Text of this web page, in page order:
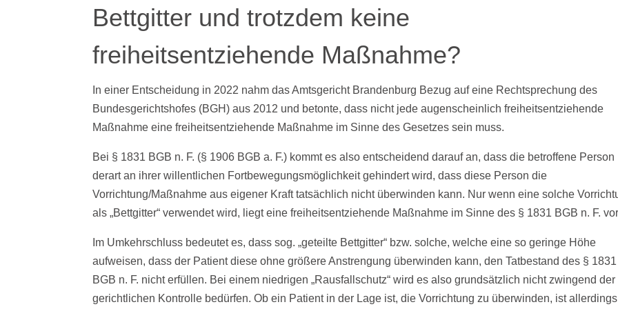
Bettgitter und trotzdem keine
freiheitsentziehende Maßnahme?
In einer Entscheidung in 2022 nahm das Amtsgericht Brandenburg Bezug auf eine Rechtsprechung des
Bundesgerichtshofes (BGH) aus 2012 und betonte, dass nicht jede augenscheinlich freiheitsentziehende
Maßnahme eine freiheitsentziehende Maßnahme im Sinne des Gesetzes sein muss.
Bei § 1831 BGB n. F. (§ 1906 BGB a. F.) kommt es also entscheidend darauf an, dass die betroffene Person
derart an ihrer willentlichen Fortbewegungsmöglichkeit gehindert wird, dass diese Person die
Vorrichtung/Maßnahme aus eigener Kraft tatsächlich nicht überwinden kann. Nur wenn eine solche
als „Bettgitter“ verwendet wird, liegt eine freiheitsentziehende Maßnahme im Sinne des § 1831 BGB n. F.
Im Umkehrschluss bedeutet es, dass sog. „geteilte Bettgitter“ bzw. solche, welche eine so geringe Höhe
aufweisen, dass der Patient diese ohne größere Anstrengung überwinden kann, den Tatbestand des § 1831
BGB n. F. nicht erfüllen. Bei einem niedrigen „Rausfallschutz“ wird es also grundsätzlich nicht zwingend der
gerichtlichen Kontrolle bedürfen. Ob ein Patient in der Lage ist, die Vorrichtung zu überwinden, ist allerdings